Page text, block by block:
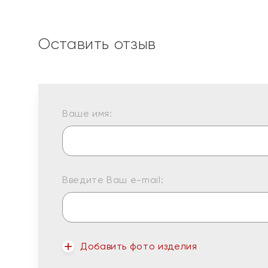
Оставить отзыв
Ваше имя:
Введите Ваш e-mail:
Добавить фото изделия